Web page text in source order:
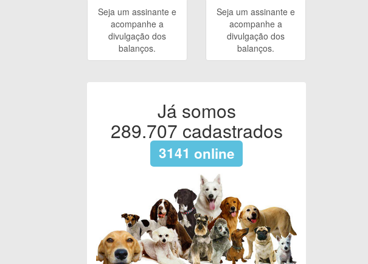
Seja um assinante e
acompanhe a
divulgação dos
balanços.
Seja um assinante e
acompanhe a
divulgação dos
balanços.
Já somos
289.707 cadastrados
3141 online